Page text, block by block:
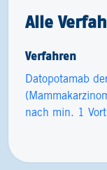
Alle
Verfahren
Datopotamab
nach min. 1